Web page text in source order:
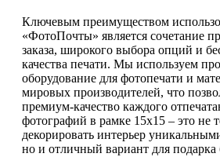
Ключевым преимуществом
«ФотоПочты» является сочетание
заказа, широкого выбора опций и
качества печати. Мы используем
оборудование для фотопечати и
мировых производителей, что
премиум-качество каждого
фотографий в рамке 15х15 – это не
декорировать интерьер
но и отличный вариант для подарка